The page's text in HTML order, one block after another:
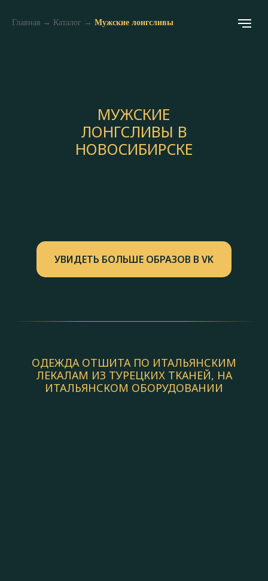
Главная → Каталог → Мужские лонгсливы
МУЖСКИЕ
ЛОНГСЛИВЫ В
НОВОСИБИРСКЕ
УВИДЕТЬ БОЛЬШЕ ОБРАЗОВ В VK
ОДЕЖДА ОТШИТА ПО ИТАЛЬЯНСКИМ
ЛЕКАЛАМ ИЗ ТУРЕЦКИХ ТКАНЕЙ, НА
ИТАЛЬЯНСКОМ ОБОРУДОВАНИИ